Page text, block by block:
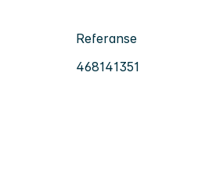
Referanse
468141351